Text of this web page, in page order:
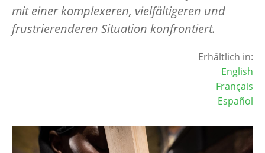
mit einer komplexeren, vielfältigeren und
frustrierenderen Situation konfrontiert.
Erhältlich in:
English
Français
Español